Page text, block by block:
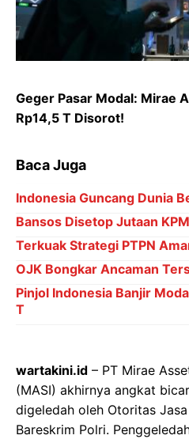
Geger Pasar Modal: Mirae
Rp14,5 T Disorot!
Baca Juga
Indonesia Guncang Dunia
Bansos Disetop Jutaan
Terkuak Strategi PTPN
OJK Bongkar Ancaman
Pinjol Indonesia Banjir
T
wartakini.id – PT Mirae
(MASI) akhirnya angkat
digeledah oleh Otoritas
Bareskrim Polri.